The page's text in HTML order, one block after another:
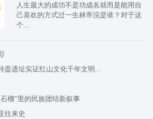
人生最大的成功不是功成名就而是能用自
己喜欢的方式过一生林帝浣是谁？对于这
个...
盖遗址实证红山文化千年文明...
榴”里的民族团结新叙事
往来史